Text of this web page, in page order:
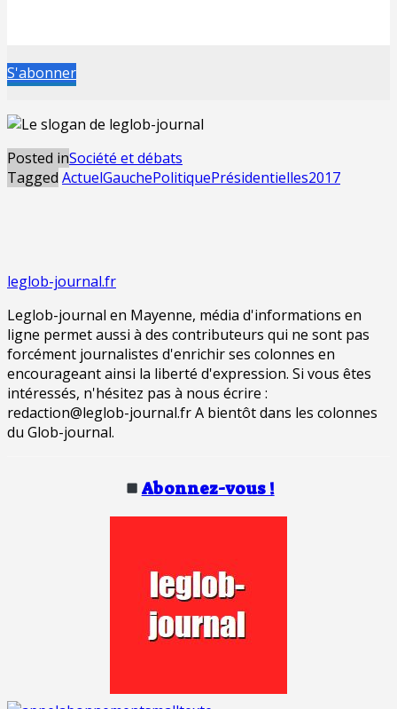
S'abonner
Posted inSociété et débats
Tagged ActuelGauchePolitiquePrésidentielles2017
leglob-journal.fr
Leglob-journal en Mayenne, média d'informations en
ligne permet aussi à des contributeurs qui ne sont pas
forcément journalistes d'enrichir ses colonnes en
encourageant ainsi la liberté d'expression. Si vous êtes
intéressés, n'hésitez pas à nous écrire :
redaction@leglob-journal.fr A bientôt dans les colonnes
du Glob-journal.
Abonnez-vous !